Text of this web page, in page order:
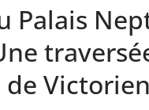
Palais